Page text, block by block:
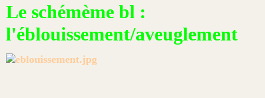
Le schémème bl :
l'éblouissement/aveuglement